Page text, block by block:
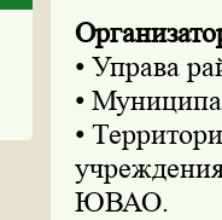
• Управа
•
•
ЮВАО.